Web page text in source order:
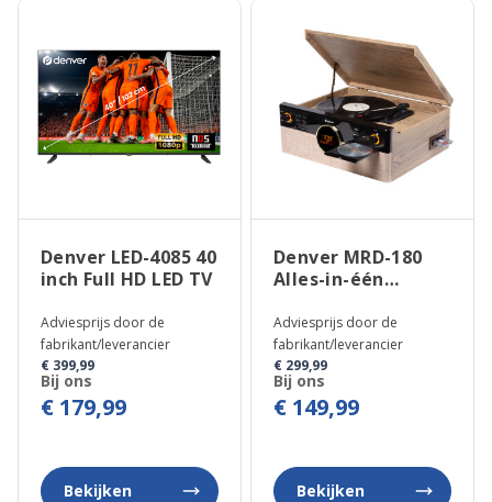
Denver LED-4085 40
inch Full HD LED TV
Adviesprijs door de
fabrikant/leverancier
€ 399,99
Bij ons
€ 179,99
Bekijken
Denver MRD-180
Alles-in-één
Adviesprijs door de
fabrikant/leverancier
€ 299,99
Bij ons
€ 149,99
Bekijken